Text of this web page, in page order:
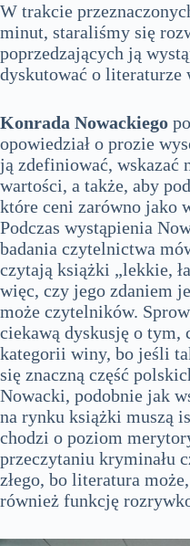
W trakcie
minut, staraliśmy się
poprzedzających ją
dyskutować o literaturze
Konrada Nowackiego
opowiedział o prozie
ją zdefiniować, wskazać
wartości, a także, aby
które ceni zarówno jako
Podczas wystąpienia
badania czytelnictwa
czytają książki „lekkie,
więc, czy jego zdaniem
może czytelników.
ciekawą dyskusję o tym,
kategorii winy, bo jeśli
się znaczną część
Nowacki, podobnie jak
na rynku książki muszą
chodzi o poziom
przeczytaniu kryminału
złego, bo literatura
również funkcję